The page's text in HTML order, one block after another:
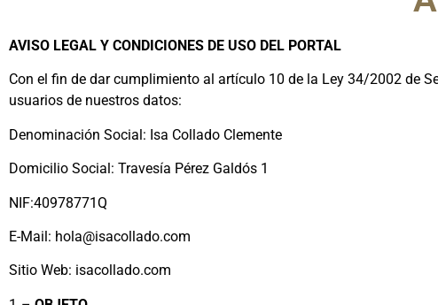
AVISO LEGAL Y CONDICIONES DE USO DEL PORTAL
Con el fin de dar cumplimiento al artículo 10 de la Ley 34/2002 de
usuarios de nuestros datos:
Denominación Social: Isa Collado Clemente
Domicilio Social: Travesía Pérez Galdós 1
NIF:40978771Q
E-Mail: hola@isacollado.com
Sitio Web: isacollado.com